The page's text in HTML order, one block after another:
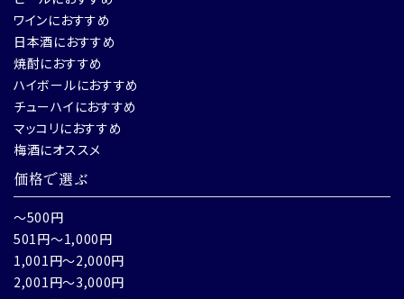
ワインにおすすめ
日本酒におすすめ
焼酎におすすめ
ハイボールにおすすめ
チューハイにおすすめ
マッコリにおすすめ
梅酒にオススメ
価格で選ぶ
～500円
501円～1,000円
1,001円～2,000円
2,001円～3,000円